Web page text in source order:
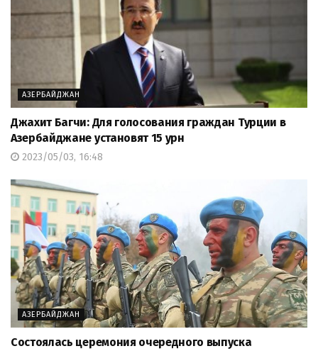
АЗЕРБАЙДЖАН
Джахит Багчи: Для голосования граждан Турции в
Азербайджане установят 15 урн
2023/05/03, 16:48
АЗЕРБАЙДЖАН
Состоялась церемония очередного выпуска